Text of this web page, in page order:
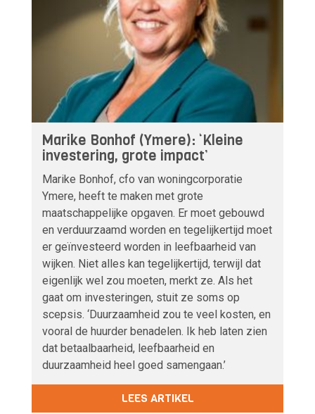
Marike Bonhof (Ymere): ‘Kleine
investering, grote impact’
Marike Bonhof, cfo van woningcorporatie
Ymere, heeft te maken met grote
maatschappelijke opgaven. Er moet gebouwd
en verduurzaamd worden en tegelijkertijd moet
er geïnvesteerd worden in leefbaarheid van
wijken. Niet alles kan tegelijkertijd, terwijl dat
eigenlijk wel zou moeten, merkt ze. Als het
gaat om investeringen, stuit ze soms op
scepsis. ‘Duurzaamheid zou te veel kosten, en
vooral de huurder benadelen. Ik heb laten zien
dat betaalbaarheid, leefbaarheid en
duurzaamheid heel goed samengaan.’
LEES ARTIKEL